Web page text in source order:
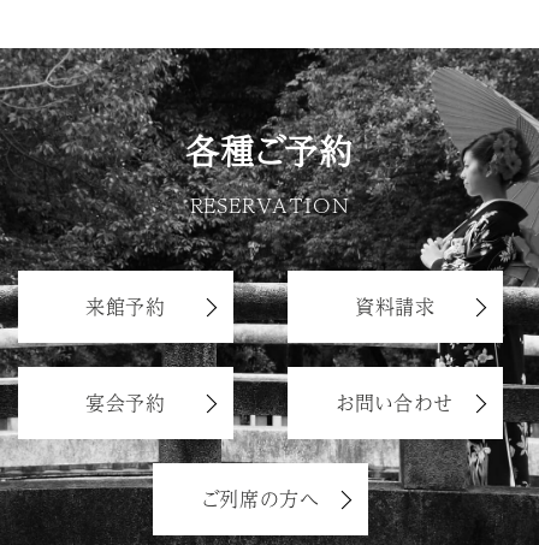
各種ご予約
RESERVATION
来館予約 資料請求
宴会予約 お問い合わせ
ご列席の方へ